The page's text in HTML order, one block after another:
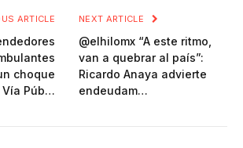
ARTICLE
choque
Vía Púb…
NEXT ARTICLE
@elhilomx “A este ritmo,
van a quebrar al país”:
Ricardo Anaya advierte
endeudam…